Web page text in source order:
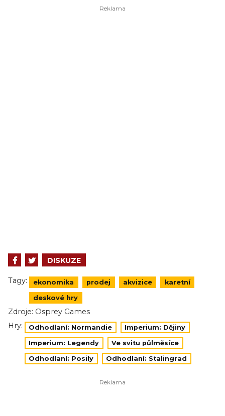
DISKUZE
Tagy: ekonomika prodej akvizice karetní
deskové hry
Zdroje: Osprey Games
Hry:
Odhodlaní: Normandie Imperium: Dějiny
Imperium: Legendy Ve svitu půlměsíce
Odhodlaní: Posily Odhodlaní: Stalingrad